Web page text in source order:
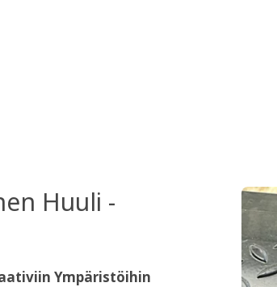
Huuli -
Ympäristöihin